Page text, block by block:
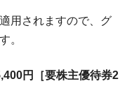
用されますので、グ
。
円［要株主優待券2